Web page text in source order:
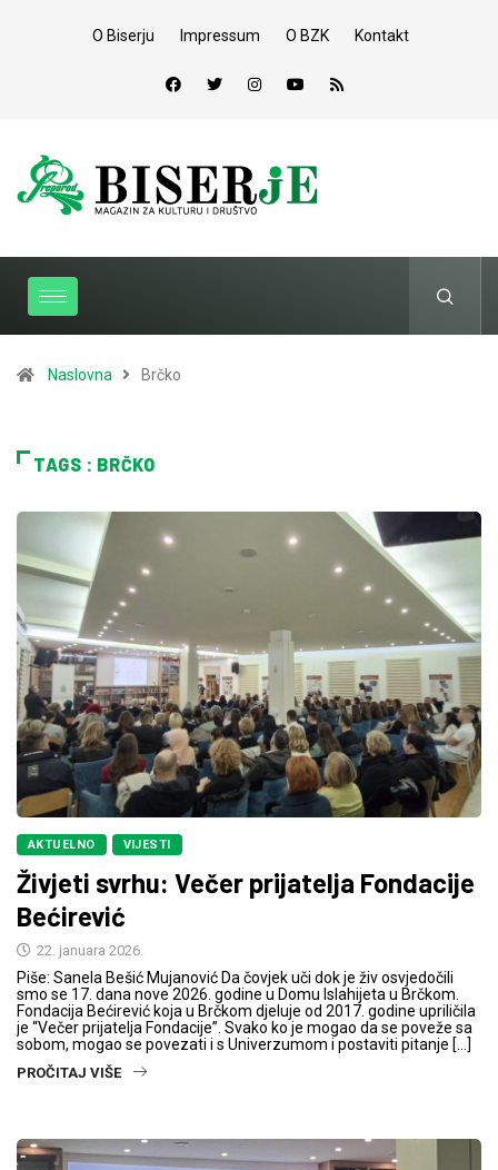
O Biserju Impressum O BZK Kontakt
Naslovna Brčko
TAGS : BRČKO
AKTUELNO VIJESTI
Živjeti svrhu: Večer prijatelja Fondacije
Bećirević
22. januara 2026.
Piše: Sanela Bešić Mujanović Da čovjek uči dok je živ osvjedočili
smo se 17. dana nove 2026. godine u Domu Islahijeta u Brčkom.
Fondacija Bećirević koja u Brčkom djeluje od 2017. godine upriličila
je “Večer prijatelja Fondacije”. Svako ko je mogao da se poveže sa
sobom, mogao se povezati i s Univerzumom i postaviti pitanje […]
PROČITAJ VIŠE